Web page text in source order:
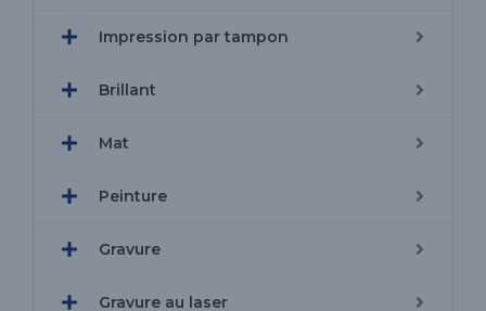
Impression par tampon
Brillant
Mat
Peinture
Gravure
Gravure au laser